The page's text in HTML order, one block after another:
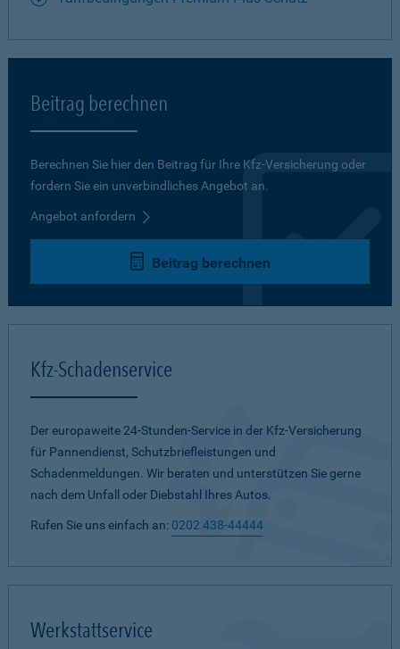
Beitrag berechnen
Berechnen Sie hier den Beitrag für Ihre Kfz-Versicherung oder
fordern Sie ein unverbindliches Angebot an.
Angebot anfordern
Beitrag berechnen
Kfz-Schadenservice
Der europaweite 24-Stunden-Service in der Kfz-Versicherung
für Pannendienst, Schutzbriefleistungen und
Schadenmeldungen. Wir beraten und unterstützen Sie gerne
nach dem Unfall oder Diebstahl Ihres Autos.
Rufen Sie uns einfach an: 0202 438-44444
Werkstattservice